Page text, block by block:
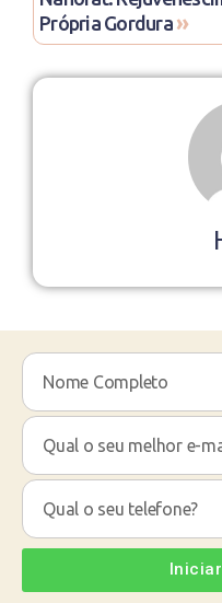
Própria Gordura »